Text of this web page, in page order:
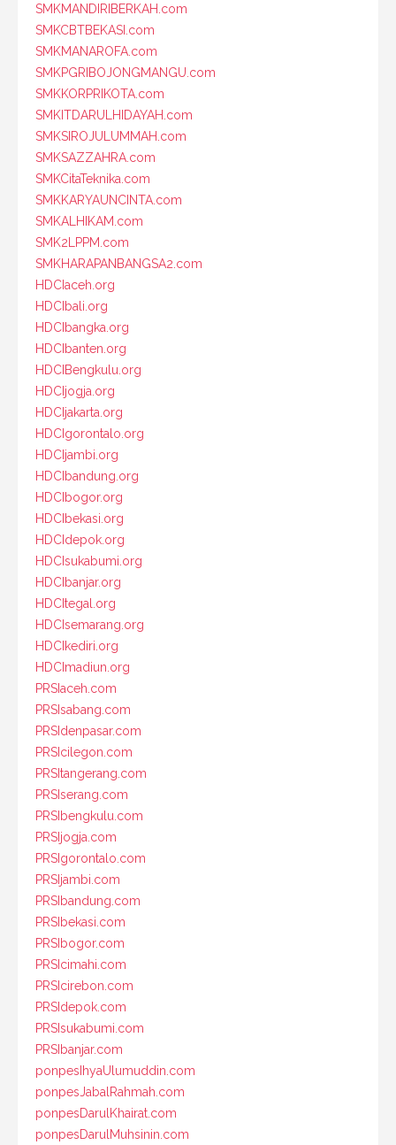
SMKMANDIRIBERKAH.com
SMKCBTBEKASI.com
SMKMANAROFA.com
SMKPGRIBOJONGMANGU.com
SMKKORPRIKOTA.com
SMKITDARULHIDAYAH.com
SMKSIROJULUMMAH.com
SMKSAZZAHRA.com
SMKCitaTeknika.com
SMKKARYAUNCINTA.com
SMKALHIKAM.com
SMK2LPPM.com
SMKHARAPANBANGSA2.com
HDCIaceh.org
HDCIbali.org
HDCIbangka.org
HDCIbanten.org
HDCIBengkulu.org
HDCIjogja.org
HDCIjakarta.org
HDCIgorontalo.org
HDCIjambi.org
HDCIbandung.org
HDCIbogor.org
HDCIbekasi.org
HDCIdepok.org
HDCIsukabumi.org
HDCIbanjar.org
HDCItegal.org
HDCIsemarang.org
HDCIkediri.org
HDCImadiun.org
PRSIaceh.com
PRSIsabang.com
PRSIdenpasar.com
PRSIcilegon.com
PRSItangerang.com
PRSIserang.com
PRSIbengkulu.com
PRSIjogja.com
PRSIgorontalo.com
PRSIjambi.com
PRSIbandung.com
PRSIbekasi.com
PRSIbogor.com
PRSIcimahi.com
PRSIcirebon.com
PRSIdepok.com
PRSIsukabumi.com
PRSIbanjar.com
ponpesIhyaUlumuddin.com
ponpesJabalRahmah.com
ponpesDarulKhairat.com
ponpesDarulMuhsinin.com